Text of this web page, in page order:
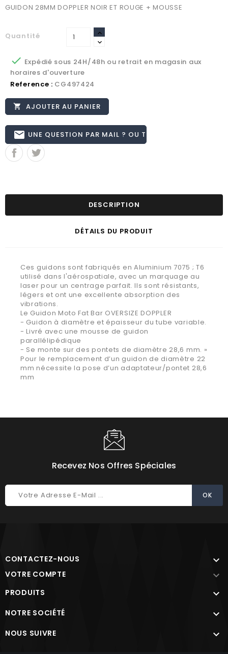
GUIDON 28MM DOPPLER NOIR ET ROUGE + MOUSSE
Quantité
 Expédié sous 24H/48h ou retrait en magasin aux
horaires d'ouverture
Reference : CG497424
 AJOUTER AU PANIER
email UNE QUESTION PAR MAIL ? OU TÉL 02.51.62.16.59
DESCRIPTION
DÉTAILS DU PRODUIT
Ces guidons sont fabriqués en Aluminium 7075 ; T6
utilisé dans l'aérospatiale, avec un marquage au
laser pour un centrage parfait. Ils sont résistants,
légers et ont une excellente absorption des
vibrations.
Le Guidon Moto Fat Bar OVERSIZE DOPPLER
- Guidon à diamètre et épaisseur du tube variable.
- Livré avec une mousse de guidon
parallélipédique
- Se monte sur des pontets de diamètre 28,6 mm. »
Pour le remplacement d’un guidon de diamètre 22
mm nécessite la pose d’un adaptateur/pontet 28,6
mm
Recevez Nos Offres Spéciales
CONTACTEZ-NOUS 
VOTRE COMPTE 
PRODUITS 
NOTRE SOCIÉTÉ 
NOUS SUIVRE 